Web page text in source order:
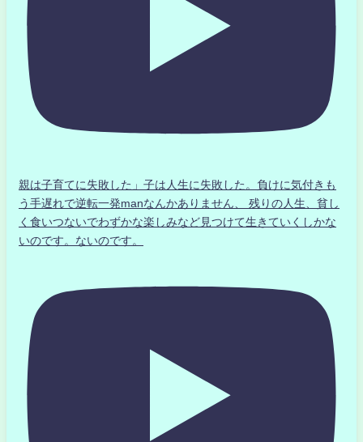
親は子育てに失敗した」子は人生に失敗した。負けに気付きも
う手遅れで逆転一発manなんかありません、 残りの人生、貧し
く食いつないでわずかな楽しみなど見つけて生きていくしかな
いのです。ないのです。